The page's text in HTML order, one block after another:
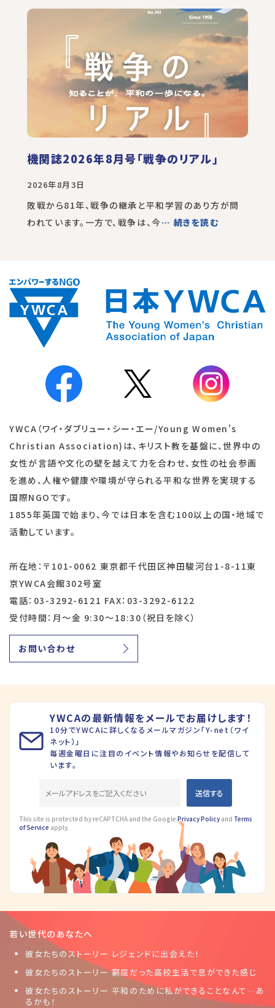
機関誌2026年8月号「戦争のリアル」
2026年8月3日
敗戦から81年、戦争の継承と平和学習のあり方が問
われています。一方で、戦争は、今… 続きを読む
YWCA（ワイ・ダブリュー・シー・エー/Young Women's
Christian Association)は、キリスト教を基盤に、世界中の
女性が言語や文化の壁を越えて力を合わせ、女性の社会参画
を進め、人権や健康や環境が守られる平和な世界を実現する
国際NGOです。
1855年英国で始まり、今では日本を含む100以上の国・地域で
活動しています。
所在地：〒101-0062 東京都千代田区神田駿河台1-8-11東
京YWCA会館302号室
電話：03-3292-6121 FAX：03-3292-6122
受付時間：月～金 9:30～18:30（祝日を除く）
お問い合わせ
YWCAの最新情報をメールでお届けします！
10分でYWCAに詳しくなるメールマガジン「Y-net（ワイ
ネット）」
毎週金曜日に注目のイベント情報やお知らせを配信して
います。
This site is protected by reCAPTCHA and the Google Privacy Policyand Terms
of Service apply.
若い世代のあなたへ
彼女たちのストーリー レジェンドに出会えた！
彼女たちのストーリー 窮屈だった高校生活で息ができた感じ
彼女たちのストーリー 平和のために私ができることなんて…あ
るかも！